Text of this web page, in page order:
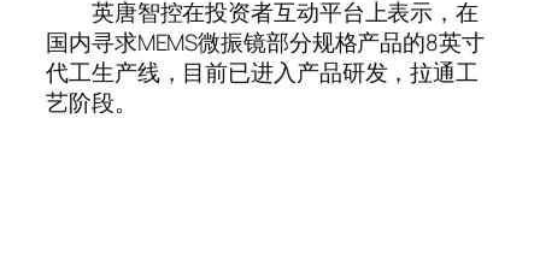
英唐智控在投资者互动平台上表示，在
国内寻求MEMS微振镜部分规格产品的8英寸
代工生产线，目前已进入产品研发，拉通工
艺阶段。